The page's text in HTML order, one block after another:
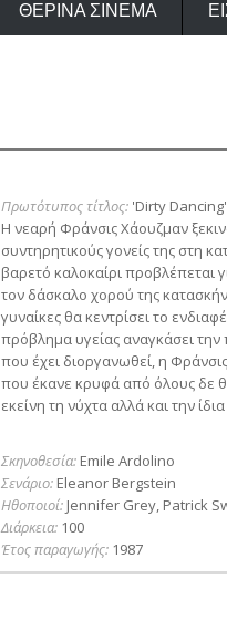
ΘΕΡΙΝΑ ΣΙΝΕΜΑ
Πρωτότυπος τίτλος: 'Dirty Dancing'
Η νεαρή Φράνσις Χάουζμαν
συντηρητικούς γονείς της στη
βαρετό καλοκαίρι προβλέπεται
τον δάσκαλο χορού της
γυναίκες θα κεντρίσει το
πρόβλημα υγείας αναγκάσει
που έχει διοργανωθεί, η
που έκανε κρυφά από όλους δε
εκείνη τη νύχτα αλλά και την
Σκηνοθεσία: Emile Ardolino
Σενάριο: Eleanor Bergstein
Ηθοποιοί: Jennifer Grey, Patrick
Διάρκεια: 100
Έτος παραγωγής: 1987